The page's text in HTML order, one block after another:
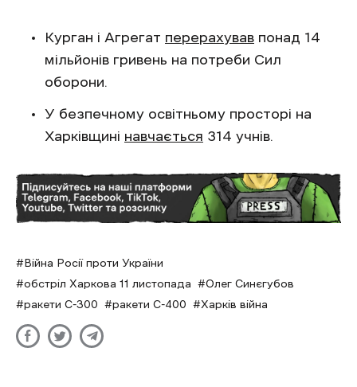
Курган і Агрегат перерахував понад 14
мільйонів гривень на потреби Сил
оборони.
У безпечному освітньому просторі на
Харківщині навчається 314 учнів.
Війна Росії проти України
обстріл Харкова 11 листопада
Олег Синєгубов
ракети С-300
ракети С-400 Харків війна